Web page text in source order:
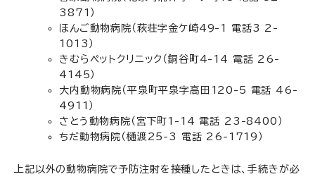
3871）
ほんご動物病院（萩荘字金ケ崎49-1 電話3 2-
1013）
きむらペットクリニック（銅谷町4-14 電話 26-
4145）
大内動物病院（平泉町平泉字高田120-5 電話 46-
4911）
さとう動物病院（宮下町1-14 電話 23-8400）
ちだ動物病院（樋渡25-3 電話 26-1719）
上記以外の動物病院で予防注射を接種したときは、手続きが必